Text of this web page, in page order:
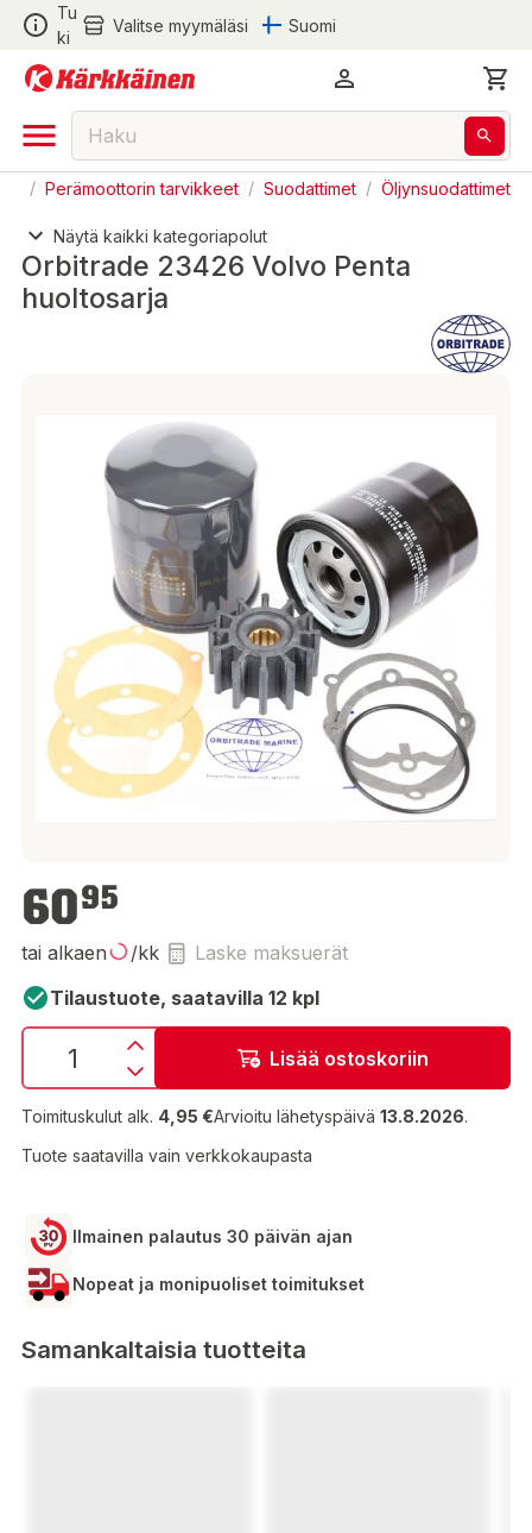
Tu
ki
Valitse myymäläsi Suomi
/ Perämoottorin tarvikkeet / Suodattimet / Öljynsuodattimet
Näytä kaikki kategoriapolut
Orbitrade 23426 Volvo Penta
huoltosarja
6095
tai alkaen /kk
Laske maksuerät
Tilaustuote, saatavilla 12 kpl
Lisää ostoskoriin
Toimituskulut alk. 4,95 €Arvioitu lähetyspäivä 13.8.2026.
Tuote saatavilla vain verkkokaupasta
Ilmainen palautus 30 päivän ajan
Nopeat ja monipuoliset toimitukset
Samankaltaisia tuotteita